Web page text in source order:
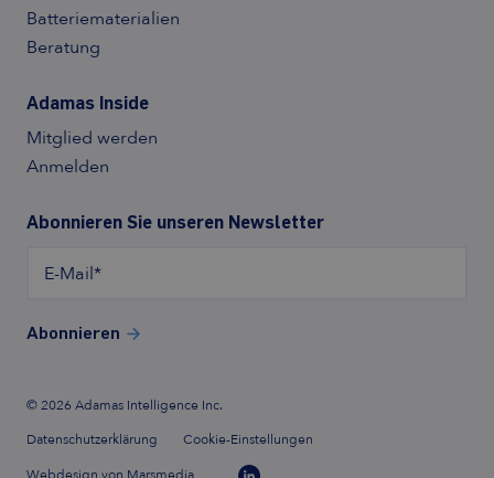
Seltene Erden
Batteriematerialien
Adamas Inside
Mitglied werden
© 2026 Adamas Intelligence Inc.
Datenschutzerklärung
Cookie-Einstellungen